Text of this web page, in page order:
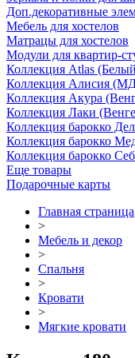
Доп.декоративные
Мебель для хостелов
Матрацы для хостелов
Модули для квартир-
Коллекция Atlas
Коллекция Алисия
Коллекция Акура
Коллекция Лаки
Коллекция барокко
Коллекция барокко
Коллекция барокко
Еще товары
Подарочные карты
Главная страница
>
Мебель и декор
>
Спальня
>
Кровати
>
Мягкие кровати